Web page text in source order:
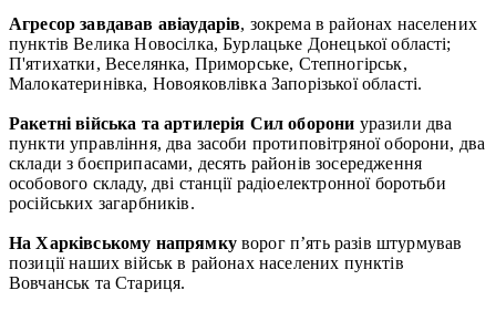
Агресор завдавав авіаударів, зокрема в районах населених
пунктів Велика Новосілка, Бурлацьке Донецької області;
П'ятихатки, Веселянка, Приморське, Степногірськ,
Малокатеринівка, Новояковлівка Запорізької області.
Ракетні війська та артилерія Сил оборони уразили два
пункти управління, два засоби протиповітряної оборони, два
склади з боєприпасами, десять районів зосередження
особового складу, дві станції радіоелектронної боротьби
російських загарбників.
На Харківському напрямкуворог п’ять разів штурмував
позиції наших військ в районах населених пунктів
Вовчанськ та Стариця.